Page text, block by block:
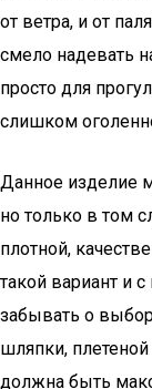
от ветра, и от
смело надевать
просто для
слишком
Данное изделие
но только в том
плотной,
такой вариант и
забывать о
шляпки,
должна быть